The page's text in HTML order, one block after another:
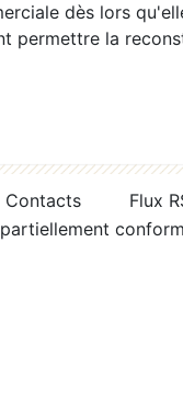
dès lors
permettre la
Contacts
Flux